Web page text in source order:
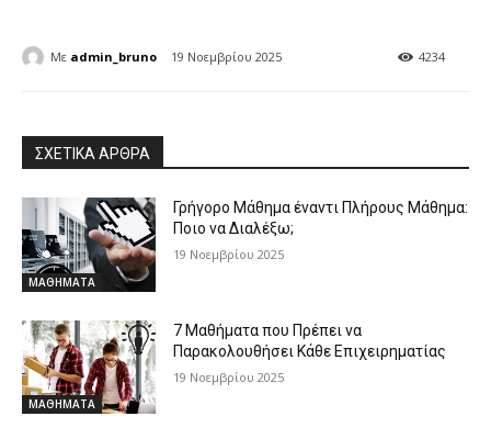
4234
Με admin_bruno 19 Νοεμβρίου 2025
ΣΧΕΤΙΚΑ ΑΡΘΡΑ
ΜΑΘΗΜΑΤΑ
Γρήγορο Μάθημα έναντι Πλήρους Μάθημα:
Ποιο να Διαλέξω;
19 Νοεμβρίου 2025
ΜΑΘΗΜΑΤΑ
7 Μαθήματα που Πρέπει να
Παρακολουθήσει Κάθε Επιχειρηματίας
19 Νοεμβρίου 2025